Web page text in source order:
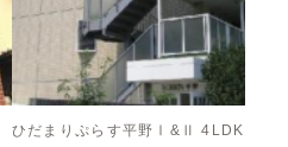
ひだまりぷらす平野Ⅰ&Ⅱ 4LDK